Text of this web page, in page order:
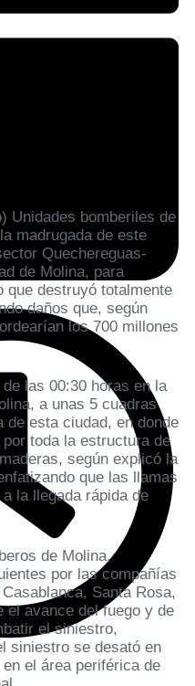
value of type bool in
modules/dynamic-
Unidades bomberiles de
madrugada de este
Quechereguas-
de Molina, para
que destruyó totalmente
daños que, según
los 700 millones
las 00:30 horas en la
a unas 5 cuadras
esta ciudad, en donde
toda la estructura de
según explicó la
que las llamas
la llegada rápida de
de Molina,
por las compañías
Santa Rosa,
el avance del fuego y de
el siniestro,
siniestro se desató en
el área periférica de